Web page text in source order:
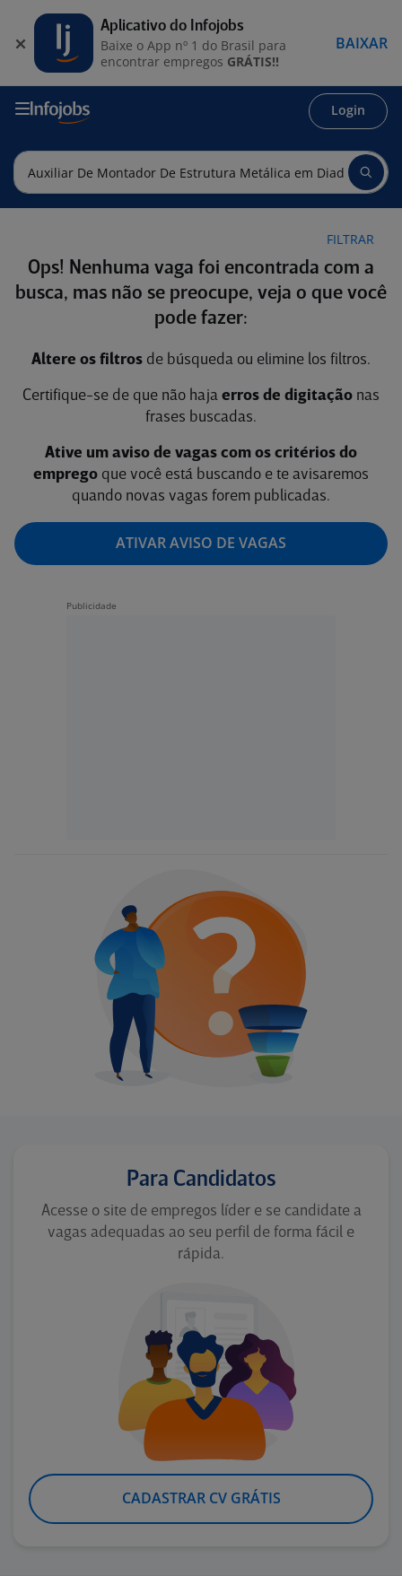
Login
FILTRAR
Ops! Nenhuma vaga foi encontrada com a
busca, mas não se preocupe, veja o que você
pode fazer:
Altere os filtros de búsqueda ou elimine los filtros.
Certifique-se de que não haja erros de digitação nas
frases buscadas.
Ative um aviso de vagas com os critérios do
emprego que você está buscando e te avisaremos
quando novas vagas forem publicadas.
ATIVAR AVISO DE VAGAS
Para Candidatos
Acesse o site de empregos líder e se candidate a
vagas adequadas ao seu perfil de forma fácil e
rápida.
CADASTRAR CV GRÁTIS
Aplicativo do Infojobs
Baixe o App nº 1 do Brasil para
encontrar empregos GRÁTIS!!
BAIXAR